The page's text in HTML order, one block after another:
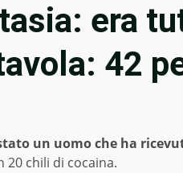
era
42
un uomo che ha
20 chili di cocaina.